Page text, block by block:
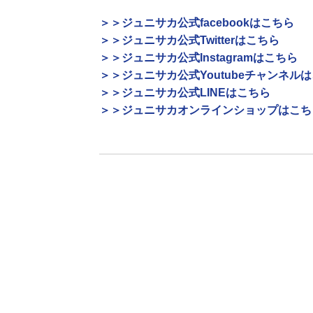
＞＞ジュニサカ公式facebookはこちら
＞＞ジュニサカ公式Twitterはこちら
＞＞ジュニサカ公式Instagramはこちら
＞＞ジュニサカ公式Youtubeチャンネルは
＞＞ジュニサカ公式LINEはこちら
＞＞ジュニサカオンラインショップはこち